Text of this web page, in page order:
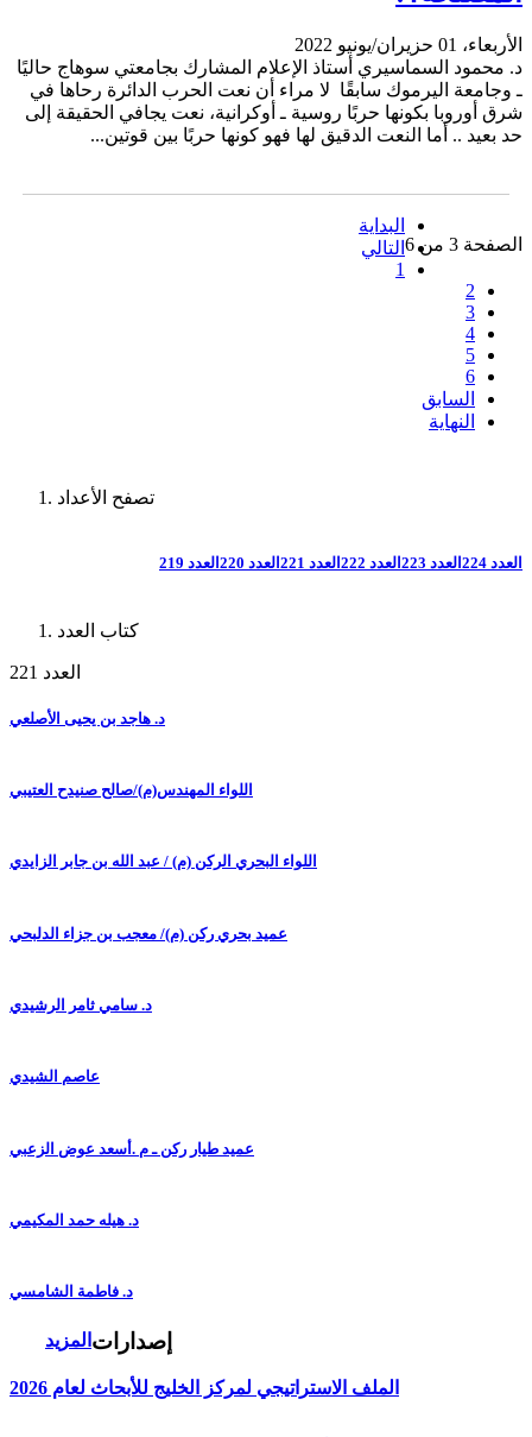
الأربعاء، 01 حزيران/يونيو 2022
د. محمود السماسيري أستاذ الإعلام المشارك بجامعتي سوهاج حاليًا
ـ وجامعة اليرموك سابقًا لا مراء أن نعت الحرب الدائرة رحاها في
شرق أوروبا بكونها حربًا روسية ـ أوكرانية، نعت يجافي الحقيقة إلى
حد بعيد .. أما النعت الدقيق لها فهو كونها حربًا بين قوتين...
الصفحة 3 من 6
البداية
التالي
1
2
3
4
5
6
السابق
النهاية
تصفح الأعداد
العدد 224 العدد 223 العدد 222 العدد 221 العدد 220 العدد 219
كتاب العدد
العدد 221
د. هاجد بن يحيى الأصلعي
اللواء المهندس(م)/صالح صنيدح العتيبي
اللواء البحري الركن (م) / عبد الله بن جابر الزايدي
عميد بحري ركن (م)/ معجب بن جزاء الدلبحي
د. سامي ثامر الرشيدي
عاصم الشيدي
عميد طيار ركن ـ م .أسعد عوض الزعبي
د. هيله حمد المكيمي
د. فاطمة الشامسي
المزيد إصدارات
الملف الاستراتيجي لمركز الخليج للأبحاث لعام 2026